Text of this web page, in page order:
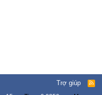
Trợ giúp
R